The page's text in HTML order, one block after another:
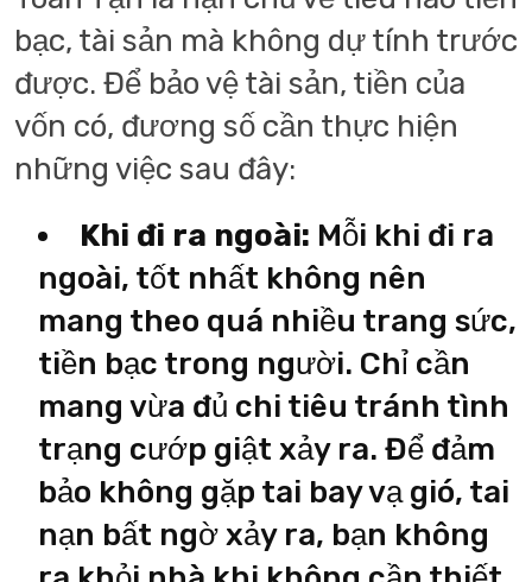
bạc, tài sản mà không dự tính trước
được. Để bảo vệ tài sản, tiền của
vốn có, đương số cần thực hiện
những việc sau đây:
Khi đi ra ngoài: Mỗi khi đi ra
ngoài, tốt nhất không nên
mang theo quá nhiều trang sức,
tiền bạc trong người. Chỉ cần
mang vừa đủ chi tiêu tránh tình
trạng cướp giật xảy ra. Để đảm
bảo không gặp tai bay vạ gió, tai
nạn bất ngờ xảy ra, bạn không